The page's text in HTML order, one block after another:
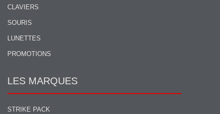
CLAVIERS
SOURIS
LUNETTES
PROMOTIONS
LES MARQUES
STRIKE PACK